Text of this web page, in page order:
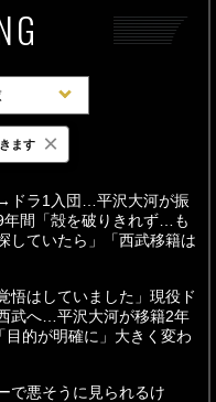
週間
ドラ1入団…平沢大河が振
年間「殻を破りきれず…も
していたら」「西武移籍は
悟はしていました」現役ド
武へ…平沢大河が移籍2年
目的が明確に」大きく変わ
で悪そうに見られるけ
ます ×